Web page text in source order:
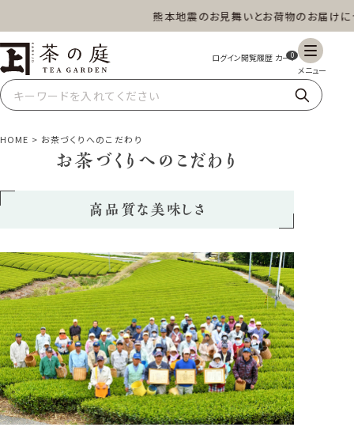
熊本地震のお見舞いとお荷物のお届けについ
茶の庭オンラインショップ 0
ギフト 特上高級茶 深蒸し茶 水出し茶
雑貨
HOME お茶づくりへのこだわり
お茶づくりへのこだわり
高品質な美味しさ